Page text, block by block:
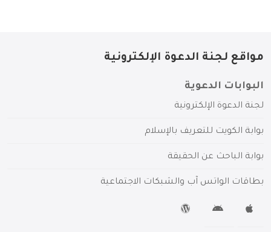
مواقع لجنة الدعوة الإلكترونية
البوابات الدعوية
لجنة الدعوة الإلكترونية
بوابة الكويت للتعريف بالإسلام
بوابة الباحث عن الحقيقة
بطاقات الواتس آب والشبكات الاجتماعية